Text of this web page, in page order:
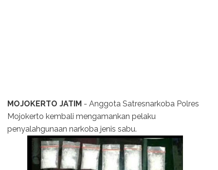
MOJOKERTO JATIM - Anggota Satresnarkoba Polres
Mojokerto kembali mengamankan pelaku
penyalahgunaan narkoba jenis sabu.